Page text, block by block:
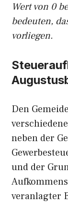
Wert von 0
bedeuten,
vorliegen.
Den
neben der
und der
veranlagter